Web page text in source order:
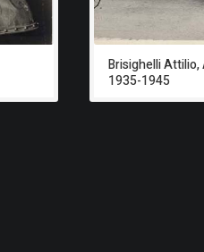
Brisighelli Attilio,
1935-1945